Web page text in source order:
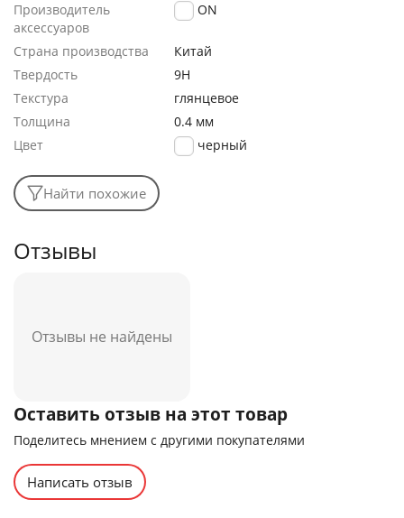
Производитель
аксессуаров
FaisON
Страна производства
Китай
Твердость
9H
Текстура
глянцевое
Толщина
0.4 мм
Цвет
черный
Найти похожие
Отзывы
Отзывы не найдены
Оставить отзыв на этот товар
Поделитесь мнением с другими покупателями
Написать отзыв